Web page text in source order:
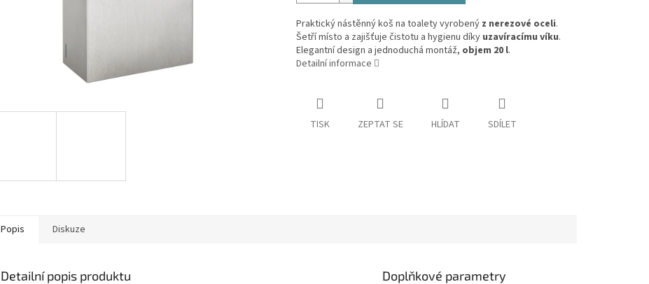
Praktický nástěnný koš na toalety vyrobený z nerezové oceli.
Šetří místo a zajišťuje čistotu a hygienu díky uzavíracímu víku.
Elegantní design a jednoduchá montáž, objem 20 l.
Detailní informace
TISK ZEPTAT SE HLÍDAT SDÍLET
Popis Diskuze
Detailní popis produktu Doplňkové parametry